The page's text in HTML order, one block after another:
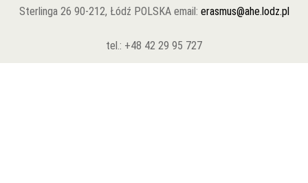
Sterlinga 26 90-212, Łódź POLSKA email: erasmus@ahe.lodz.pl
tel.: +48 42 29 95 727